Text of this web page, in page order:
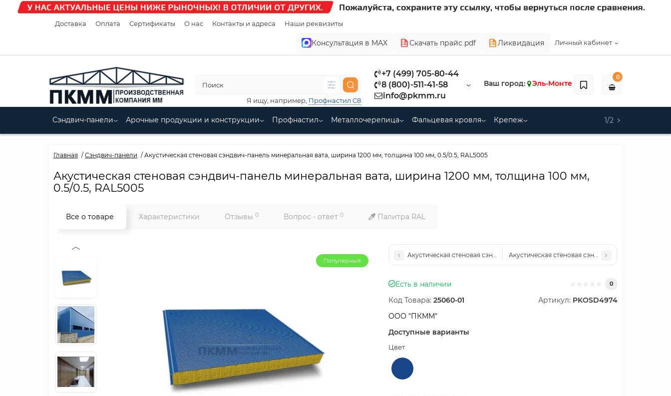
Доставка Оплата Сертификаты О нас Контакты и адреса Наши реквизиты
Личный кабинет
Консультация в MAX Скачать прайс pdf Ликвидация
+7 (499) 705-80-44
8 (800)-511-41-58
info@pkmm.ru
Я ищу, например, Профнастил С8
Ваш город: Эль-Монте
0
Сэндвич-панели Арочные продукции и конструкции Профнастил Металлочерепица Фальцевая кровля Крепеж 1/2
Главная Сэндвич-панели Акустическая стеновая сэндвич-панель минеральная вата, ширина 1200 мм, толщина 100 мм, 0.5/0.5, RAL5005
Акустическая стеновая сэндвич-панель минеральная вата, ширина 1200 мм, толщина 100 мм,
0.5/0.5, RAL5005
Все о товаре Характеристики Отзывы 0 Вопрос - ответ 0 Палитра RAL
Популярный
Акустическая стеновая сэндвич-панель минеральная вата, ширина 1200 мм,
Акустическая стеновая сэндвич-панель
Есть в наличии 0
Код Товара: 25060-01 Артикул: PKOSD4974
ООО "ПКММ"
Доступные варианты
Цвет